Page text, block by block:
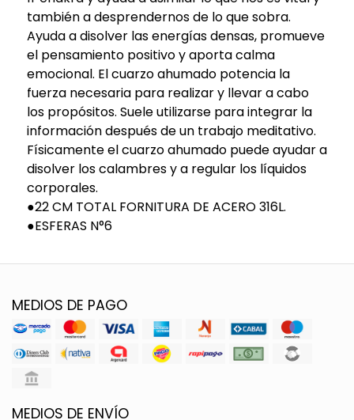
también a desprendernos de lo que sobra.
Ayuda a disolver las energías densas, promueve
el pensamiento positivo y aporta calma
emocional. El cuarzo ahumado potencia la
fuerza necesaria para realizar y llevar a cabo
los propósitos. Suele utilizarse para integrar la
información después de un trabajo meditativo.
Físicamente el cuarzo ahumado puede ayudar a
disolver los calambres y a regular los líquidos
corporales.
●22 CM TOTAL FORNITURA DE ACERO 316L.
●ESFERAS N°6
MEDIOS DE PAGO
MEDIOS DE ENVÍO